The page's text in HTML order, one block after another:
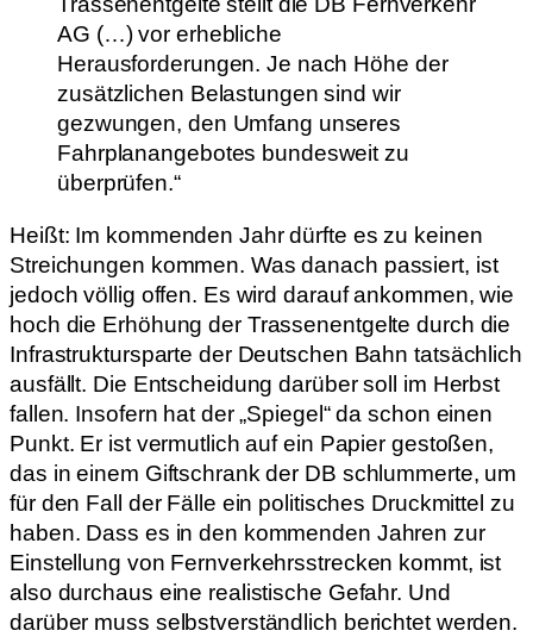
AG (…) vor erhebliche
Herausforderungen. Je nach Höhe der
zusätzlichen Belastungen sind wir
gezwungen, den Umfang unseres
Fahrplanangebotes bundesweit zu
überprüfen.“
Heißt: Im kommenden Jahr dürfte es zu keinen
Streichungen kommen. Was danach passiert, ist
jedoch völlig offen. Es wird darauf ankommen, wie
hoch die Erhöhung der Trassenentgelte durch die
Infrastruktursparte der Deutschen Bahn tatsächlich
ausfällt. Die Entscheidung darüber soll im Herbst
fallen. Insofern hat der „Spiegel“ da schon einen
Punkt. Er ist vermutlich auf ein Papier gestoßen,
das in einem Giftschrank der DB schlummerte, um
für den Fall der Fälle ein politisches Druckmittel zu
haben. Dass es in den kommenden Jahren zur
Einstellung von Fernverkehrsstrecken kommt, ist
also durchaus eine realistische Gefahr. Und
darüber muss selbstverständlich berichtet werden.